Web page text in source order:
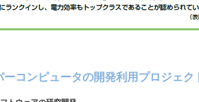
コンピュータの開発利用プロジェク